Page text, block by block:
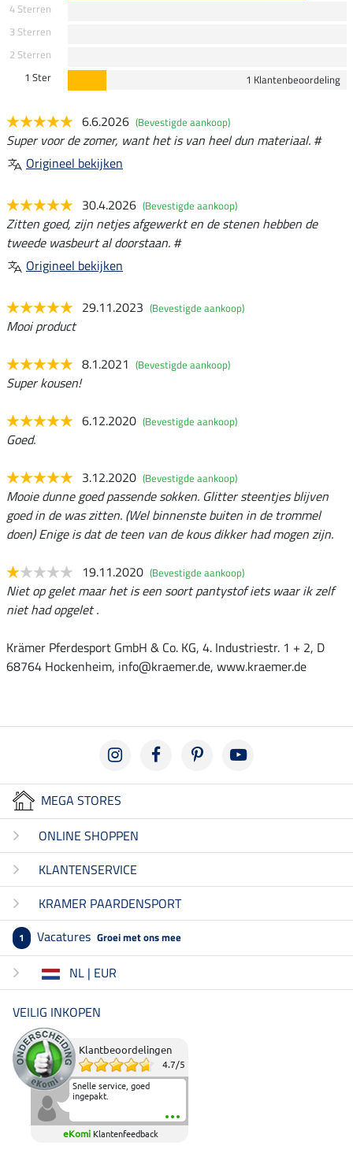
4 Sterren
3 Sterren
2 Sterren
1 Ster
1 Klantenbeoordeling
6.6.2026 (Bevestigde aankoop)
Super voor de zomer, want het is van heel dun materiaal. #
Origineel bekijken
30.4.2026 (Bevestigde aankoop)
Zitten goed, zijn netjes afgewerkt en de stenen hebben de
tweede wasbeurt al doorstaan. #
Origineel bekijken
29.11.2023 (Bevestigde aankoop)
Mooi product
8.1.2021 (Bevestigde aankoop)
Super kousen!
6.12.2020 (Bevestigde aankoop)
Goed.
3.12.2020 (Bevestigde aankoop)
Mooie dunne goed passende sokken. Glitter steentjes blijven
goed in de was zitten. (Wel binnenste buiten in de trommel
doen) Enige is dat de teen van de kous dikker had mogen zijn.
19.11.2020 (Bevestigde aankoop)
Niet op gelet maar het is een soort pantystof iets waar ik zelf
niet had opgelet .
Krämer Pferdesport GmbH & Co. KG, 4. Industriestr. 1 + 2, D
68764 Hockenheim, info@kraemer.de, www.kraemer.de
MEGA STORES
ONLINE SHOPPEN
KLANTENSERVICE
KRAMER PAARDENSPORT
1 Vacatures Groei met ons mee
NL | EUR
VEILIG INKOPEN
Klantbeoordelingen
4.7/5
Snelle service, goed
ingepakt.
eKomi Klantenfeedback